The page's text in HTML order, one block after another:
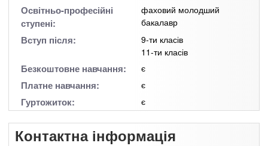
o
Освітньо-професійні
ступені:
фаховий молодший
бакалавр
Вступ після:
9-ти класів
11-ти класів
Безкоштовне навчання: є
Платне навчання: є
Гуртожиток: є
Контактна інформація